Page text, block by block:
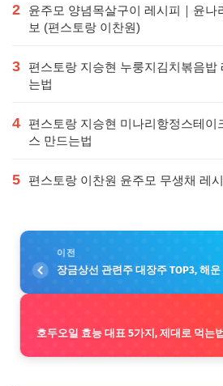
2
윤주모 양념목살구이 레시피｜윤나
보 (편스토랑 이찬원)
3
편스토랑 지승현 누룽지김치볶음밥
는법
4
편스토랑 지승현 미나리항정스테이
스 만드는법
5 편스토랑 이찬원 윤주모 무생채 레
이전
장금상선 관련주 대장주 TOP3, 해
호두오일 효능 대표 5가지, 제대로 먹는